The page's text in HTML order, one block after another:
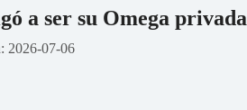
a ser su Omega privada
2026-07-06